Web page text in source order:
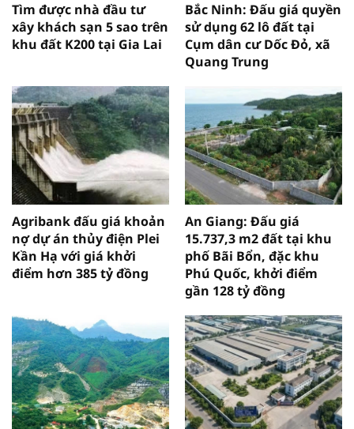
Tìm được nhà đầu tư
xây khách sạn 5 sao trên
khu đất K200 tại Gia Lai
Bắc Ninh: Đấu giá quyền
sử dụng 62 lô đất tại
Cụm dân cư Dốc Đỏ, xã
Quang Trung
Agribank đấu giá khoản
nợ dự án thủy điện Plei
Kần Hạ với giá khởi
điểm hơn 385 tỷ đồng
An Giang: Đấu giá
15.737,3 m2 đất tại khu
phố Bãi Bổn, đặc khu
Phú Quốc, khởi điểm
gần 128 tỷ đồng